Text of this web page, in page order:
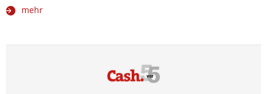
mehr